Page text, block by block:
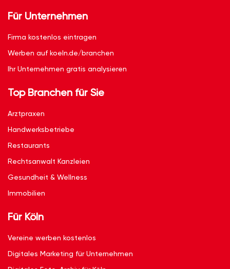
Für Unternehmen
Firma kostenlos eintragen
Werben auf koeln.de/branchen
Ihr Unternehmen gratis analysieren
Top Branchen für Sie
Arztpraxen
Handwerksbetriebe
Restaurants
Rechtsanwalt Kanzleien
Gesundheit & Wellness
Immobilien
Für Köln
Vereine werben kostenlos
Digitales Marketing für Unternehmen